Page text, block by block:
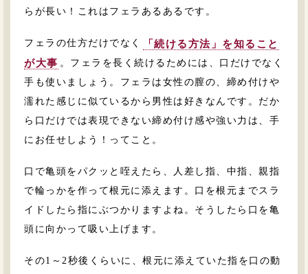
らが長い！これはフェラあるあるです。
フェラの仕方だけでなく
「続ける方法」を知ること
が大事 。フェラを長く続けるためには、口だけでなく
手も使いましょう。フェラは女性の膣の、締め付けや
濡れた感じに似ているから男性は好きなんです。だか
ら口だけでは表現できない締め付け感や強い力は、手
にお任せしよう！ってこと。
口で亀頭をパクッと咥えたら、人差し指、中指、親指
で輪っかを作って根元に添えます。口を根元までスラ
イドしたら指にぶつかりますよね。そうしたら口を亀
頭に向かって吸い上げます。
その1～2秒後くらいに、根元に添えていた指を口の動